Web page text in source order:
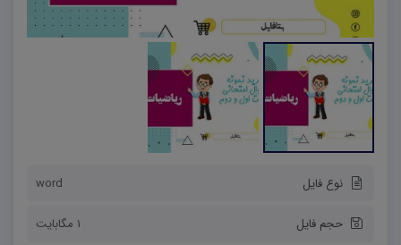
نوع فایل word
حجم فایل 1 مگابایت